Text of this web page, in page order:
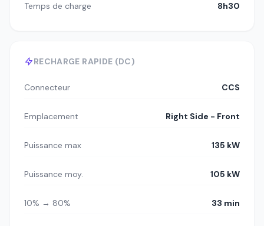
Temps de charge 8h30
RECHARGE RAPIDE (DC)
Connecteur CCS
Emplacement Right Side - Front
Puissance max 135 kW
Puissance moy. 105 kW
10% → 80% 33 min